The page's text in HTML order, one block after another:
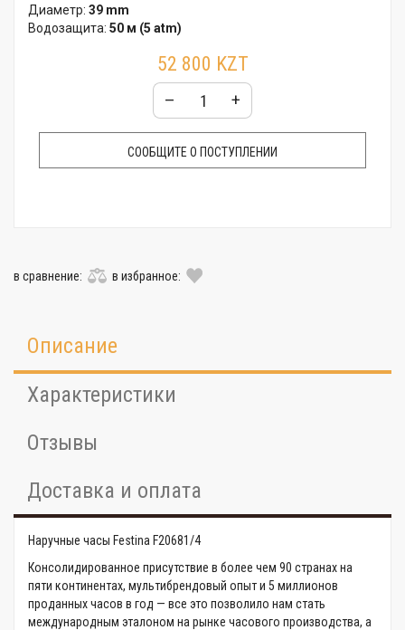
Диаметр: 39 mm
Водозащита: 50 м (5 atm)
52 800 KZT
– +
СООБЩИТЕ О ПОСТУПЛЕНИИ
в сравнение: в избранное:
Описание
Характеристики
Отзывы
Доставка и оплата
Наручные часы Festina F20681/4
Консолидированное присутствие в более чем 90 странах на
пяти континентах, мультибрендовый опыт и 5 миллионов
проданных часов в год — все это позволило нам стать
международным эталоном на рынке часового производства, а